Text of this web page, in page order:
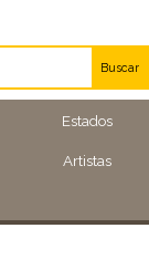
Estados
Artistas
Buscar
Artistas
Eventos